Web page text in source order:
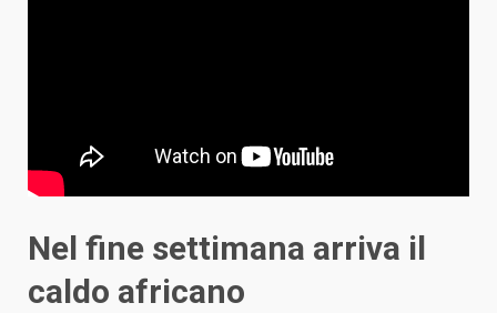
Nel fine settimana arriva il
caldo africano